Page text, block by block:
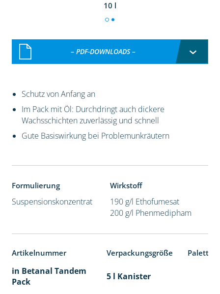
10 l
– PDF-DOWNLOADS –
Schutz von Anfang an
Im Pack mit Öl: Durchdringt auch dickere
Wachsschichten zuverlässig und schnell
Gute Basiswirkung bei Problemunkräutern
Formulierung
Suspensionskonzentrat
Wirkstoff
190 g/l Ethofumesat
200 g/l Phenmedipham
Artikelnummer Verpackungsgröße
in Betanal Tandem
Pack
5 l Kanister